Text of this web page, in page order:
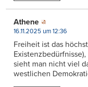
Athene
16.11.2025 um 12:36
Freiheit ist das
sieht man nicht viel
westlichen